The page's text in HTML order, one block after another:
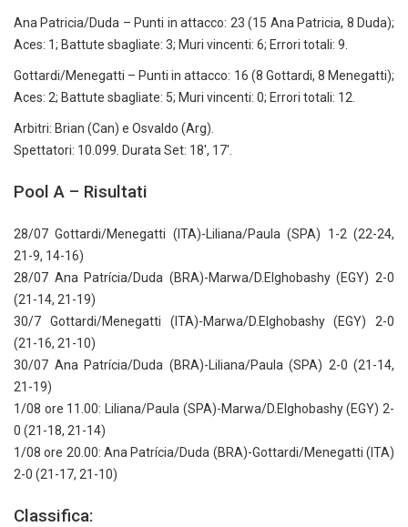
Ana Patricia/Duda – Punti in attacco: 23 (15 Ana Patricia, 8 Duda);
Aces: 1; Battute sbagliate: 3; Muri vincenti: 6; Errori totali: 9.
Gottardi/Menegatti – Punti in attacco: 16 (8 Gottardi, 8 Menegatti);
Aces: 2; Battute sbagliate: 5; Muri vincenti: 0; Errori totali: 12.
Arbitri: Brian (Can) e Osvaldo (Arg).
Spettatori: 10.099. Durata Set: 18′, 17′.
Pool A – Risultati
28/07 Gottardi/Menegatti (ITA)-Liliana/Paula (SPA) 1-2 (22-24,
21-9, 14-16)
28/07 Ana Patrícia/Duda (BRA)-Marwa/D.Elghobashy (EGY) 2-0
(21-14, 21-19)
30/7 Gottardi/Menegatti (ITA)-Marwa/D.Elghobashy (EGY) 2-0
(21-16, 21-10)
30/07 Ana Patrícia/Duda (BRA)-Liliana/Paula (SPA) 2-0 (21-14,
21-19)
1/08 ore 11.00: Liliana/Paula (SPA)-Marwa/D.Elghobashy (EGY) 2-
0 (21-18, 21-14)
1/08 ore 20.00: Ana Patrícia/Duda (BRA)-Gottardi/Menegatti (ITA)
2-0 (21-17, 21-10)
Classifica: